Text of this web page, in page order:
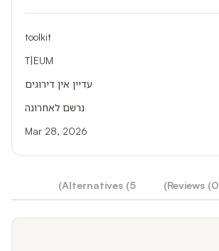
Reviews (0
)
Alternatives (5
)
toolkit
T|EUM
עדיין אין דירוגים
נרשם לאחרונה
Mar 28, 2026